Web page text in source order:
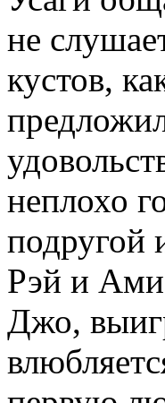
не
кустов,
неплохо
подругой
Рэй и
Джо,